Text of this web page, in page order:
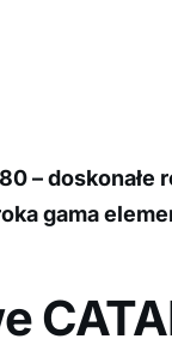
–
gama